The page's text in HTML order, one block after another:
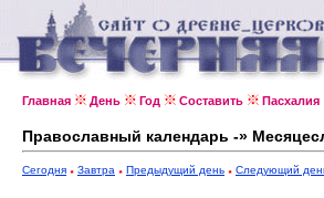
Главная День Год Составить Пасхалия
Православный календарь -»
Сегодня Завтра Предыдущий день Следующий